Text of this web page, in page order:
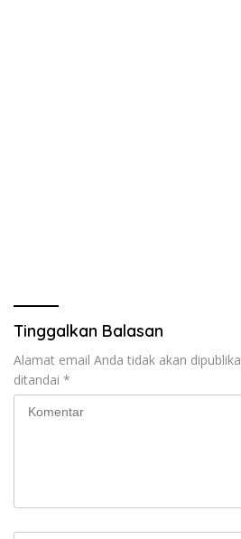
Tinggalkan Balasan
Alamat email Anda tidak akan
ditandai *